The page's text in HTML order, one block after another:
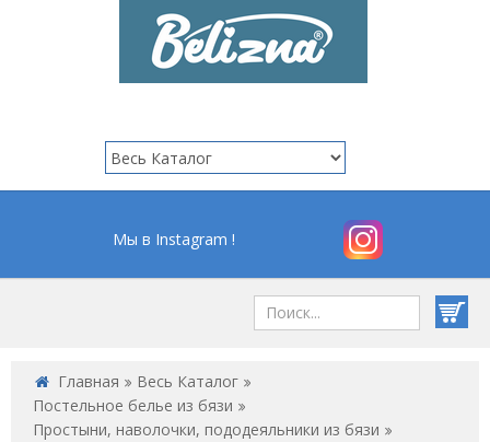
Мы в Instagram !
Главная
Весь Каталог
Постельное белье из бязи
Простыни, наволочки, пододеяльники из бязи